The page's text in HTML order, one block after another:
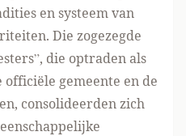
en systeem van
Die zogezegde
die optraden als
officiële gemeente en de
consolideerden zich